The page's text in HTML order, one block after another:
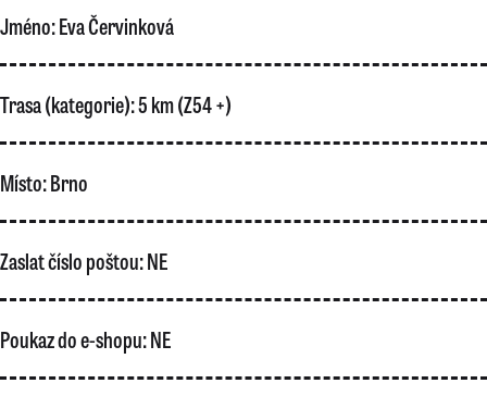
Jméno:Eva Červinková
Trasa (kategorie):5 km (Z54 +)
Místo:Brno
Zaslat číslo poštou:NE
Poukaz do e-shopu:NE